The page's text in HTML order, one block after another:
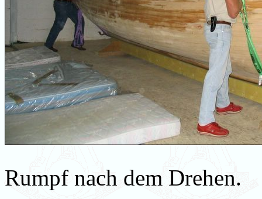
Rumpf nach dem Drehen.